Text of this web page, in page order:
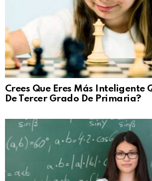
Crees Que Eres Más Inteligente
De Tercer Grado De Primaria?